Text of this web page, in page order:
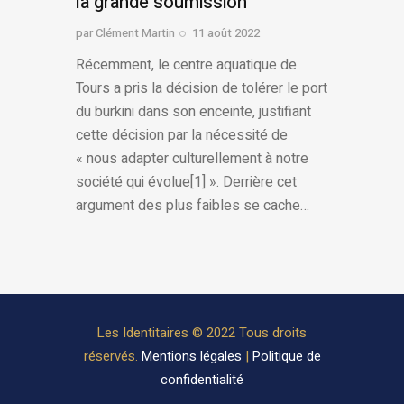
parClément Martin 11 août 2022
Récemment, le centre aquatique de
Tours a pris la décision de tolérer le port
du burkini dans son enceinte, justifiant
cette décision par la nécessité de
« nous adapter culturellement à notre
société qui évolue[1] ». Derrière cet
argument des plus faibles se cache…
Les Identitaires © 2022 Tous droits
réservés. Mentions légales | Politique de
confidentialité